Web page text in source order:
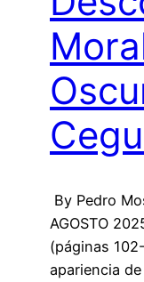
By Pedro
AGOSTO
(páginas
apariencia